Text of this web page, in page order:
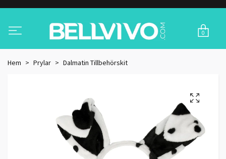
0
Hem Prylar Dalmatin Tillbehörskit